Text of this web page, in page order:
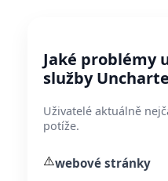
Jaké problémy
služby
Uživatelé aktuálně
potíže.
⚠️webové stránky